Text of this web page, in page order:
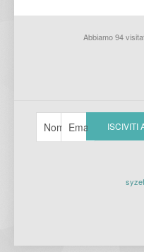
Abbiamo 94